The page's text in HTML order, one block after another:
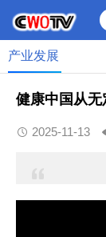
产业发展
健康中国从
2025-11-13